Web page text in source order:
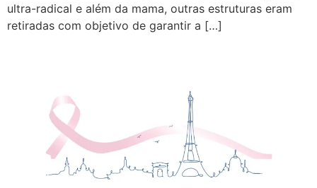
ultra-radical e além da mama, outras estruturas eram
retiradas com objetivo de garantir a […]